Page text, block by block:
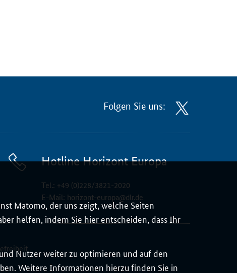
Matomo, der uns zeigt, welche Seiten
helfen, indem Sie hier entscheiden, dass Ihr
Nutzer weiter zu optimieren und auf den
Weitere Informationen hierzu finden Sie in
Folgen Sie uns:
Hotline Horizont Europa
Tel.: +49 (0)228/3821-2020
E-Mail: horizont-europa@dlr.de